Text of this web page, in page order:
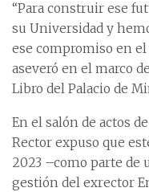
“Para construir ese
su Universidad y
ese compromiso en
aseveró en el marco
Libro del Palacio de
En el salón de actos
Rector expuso que
2023 –como parte de
gestión del exrector